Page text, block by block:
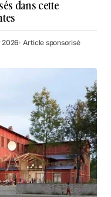
dans cette
2026· Article sponsorisé